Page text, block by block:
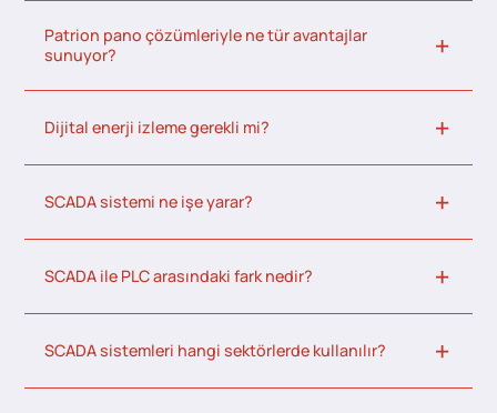
Patrion pano çözümleriyle ne tür avantajlar
sunuyor?
Dijital enerji izleme gerekli mi?
SCADA sistemi ne işe yarar?
SCADA ile PLC arasındaki fark nedir?
SCADA sistemleri hangi sektörlerde kullanılır?